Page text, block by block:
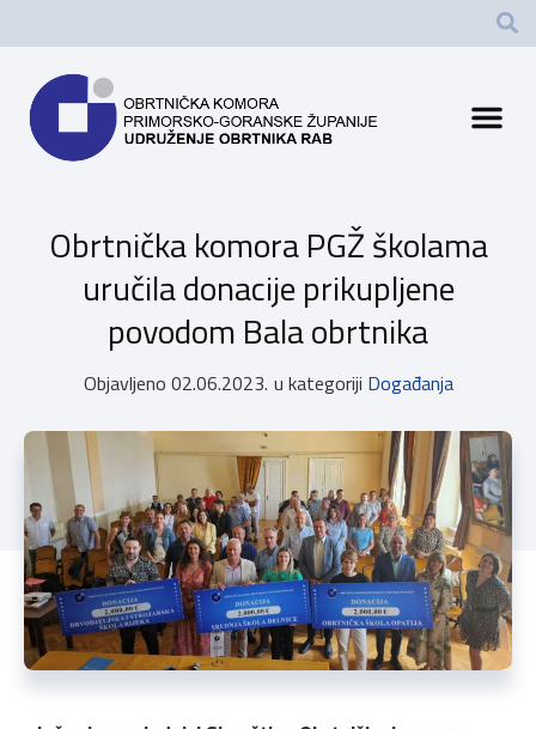
Obrtnička komora PGŽ školama
uručila donacije prikupljene
povodom Bala obrtnika
Objavljeno 02.06.2023. u kategoriji Događanja